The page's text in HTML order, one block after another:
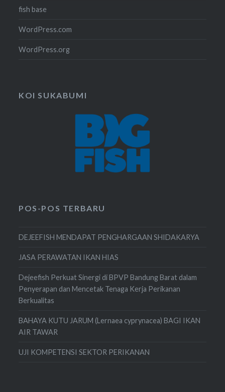
fish base
WordPress.com
WordPress.org
KOI SUKABUMI
POS-POS TERBARU
DEJEEFISH MENDAPAT PENGHARGAAN SHIDAKARYA
JASA PERAWATAN IKAN HIAS
Dejeefish Perkuat Sinergi di BPVP Bandung Barat dalam
Penyerapan dan Mencetak Tenaga Kerja Perikanan
Berkualitas
BAHAYA KUTU JARUM (Lernaea cyprynacea) BAGI IKAN
AIR TAWAR
UJI KOMPETENSI SEKTOR PERIKANAN